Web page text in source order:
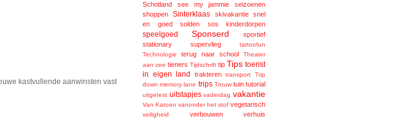
kastvullende aanwinsten vast
Schotland
see my jammie
seizoenen
shoppen
Sinterklaas skivakantie
snel
en goed
solden sos kinderdorpen
speelgoed Sponserd
sportief
stationary
supervlieg
tattoofun
Technologie
terug naar school
Theater
aan zee tieners Tijdschrift tip Tips toerist
in eigen land
trakteren transport
Trip
down memory lane trips Trouw tuin tutorial
uitgetest uitstapjes vaderdag vakantie
Van Katoen vanonder het stof vegetarisch
veiligheid verbouwen verhuis